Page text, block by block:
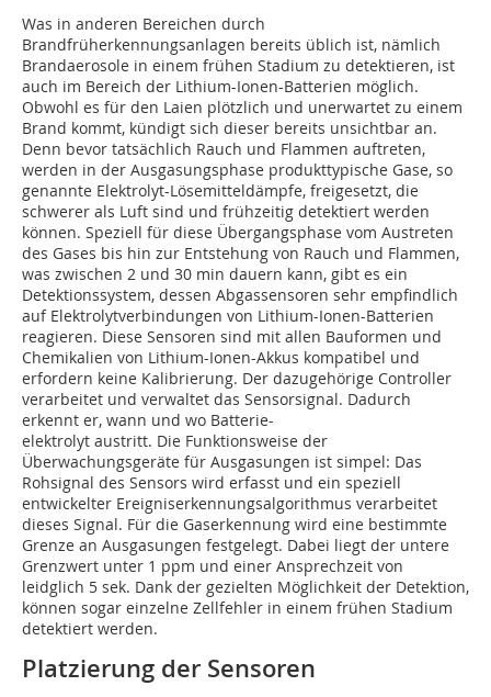
Was in anderen Bereichen durch
Brandfrüherkennungsanlagen bereits üblich ist, nämlich
Brandaerosole in einem frühen Stadium zu detektieren, ist
auch im Bereich der Lithium-Ionen-Batterien möglich.
Obwohl es für den Laien plötzlich und unerwartet zu einem
Brand kommt, kündigt sich dieser bereits unsichtbar an.
Denn bevor tatsächlich Rauch und Flammen auftreten,
werden in der Ausgasungsphase produkttypische Gase, so
genannte Elektrolyt-Lösemitteldämpfe, freigesetzt, die
schwerer als Luft sind und frühzeitig detektiert werden
können. Speziell für diese Übergangsphase vom Austreten
des Gases bis hin zur Entstehung von Rauch und Flammen,
was zwischen 2 und 30 min dauern kann, gibt es ein
Detektionssystem, dessen Abgassensoren sehr empfindlich
auf Elektrolytverbindungen von Lithium-Ionen-Batterien
reagieren. Diese Sensoren sind mit allen Bauformen und
Chemikalien von Lithium-Ionen-Akkus kompatibel und
erfordern keine Kalibrierung. Der dazugehörige Controller
verarbeitet und verwaltet das Sensorsignal. Dadurch
erkennt er, wann und wo Batterie-
elektrolyt austritt. Die Funktionsweise der
Überwachungsgeräte für Ausgasungen ist simpel: Das
Rohsignal des Sensors wird erfasst und ein speziell
entwickelter Ereigniserkennungsalgorithmus verarbeitet
dieses Signal. Für die Gaserkennung wird eine bestimmte
Grenze an Ausgasungen festgelegt. Dabei liegt der untere
Grenzwert unter 1 ppm und einer Ansprechzeit von
leidglich 5 sek. Dank der gezielten Möglichkeit der Detektion,
können sogar einzelne Zellfehler in einem frühen Stadium
detektiert werden.
Platzierung der Sensoren